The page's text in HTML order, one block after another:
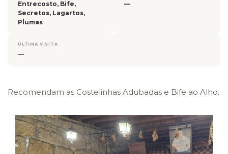
Entrecosto, Bife,
Secretos, Lagartos,
Plumas
—
ÚLTIMA VISITA
—
Recomendam as Costelinhas Adubadas e Bife ao Alho.